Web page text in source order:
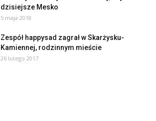
dzisiejsze Mesko
5 maja 2018
Zespół happysad zagrał w Skarżysku-
Kamiennej, rodzinnym mieście
26 lutego 2017